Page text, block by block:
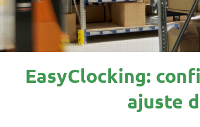
EasyClocking:
ajuste